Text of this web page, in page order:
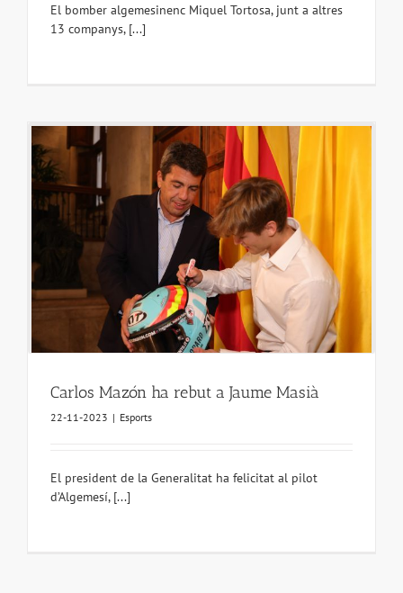
El bomber algemesinenc Miquel Tortosa, junt a altres
13 companys, [...]
Carlos Mazón ha rebut a Jaume Masià
22-11-2023 | Esports
El president de la Generalitat ha felicitat al pilot
d’Algemesí, [...]